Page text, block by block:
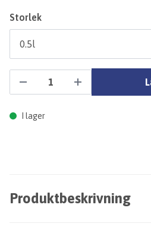
Storlek
I lager
Produktbeskrivning